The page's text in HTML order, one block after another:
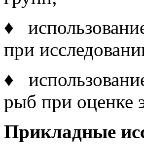
♦
при
♦
рыб при оценке
Прикладные